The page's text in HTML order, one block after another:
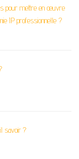
pour mettre en œuvre
IP professionnelle ?
savoir ?